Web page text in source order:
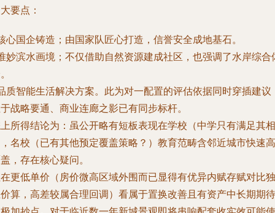
要点：
心国企铸造 ；由国家队匠心打造，信誉安全成地基石。
妙滨水画境 ；不仅借助自然资源建成社区，也强调了水岸综合
质智能生活解决方案。此为对一配置的评估依据同时穿插建议
战略要通、商业连廊之影已有同步标杆。
所得结论为：虽公开略有短板表现在学校（中学只有满足其相
名校（已有其他预定覆盖策略？）教育范畴含邻近城市快速高
，存在核心疑问。
更低单价（房价微高区域外围而已显得有优异内赋存赋对比独
算，高差较属合理回调）看属于置换改善且有资产中长期期待